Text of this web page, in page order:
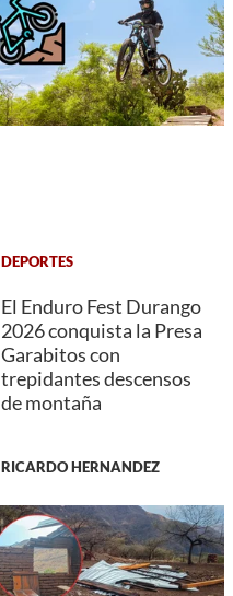
DEPORTES
El Enduro Fest Durango
2026 conquista la Presa
Garabitos con
trepidantes descensos
de montaña
RICARDO HERNANDEZ